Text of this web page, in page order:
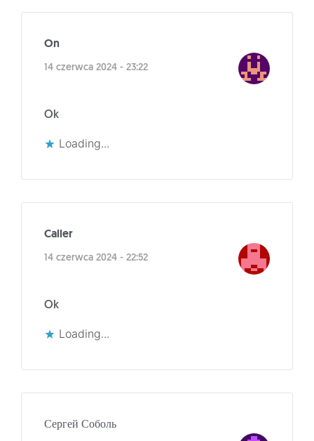
On
14 czerwca 2024 - 23:22
Ok
Loading...
Caller
14 czerwca 2024 - 22:52
Ok
Loading...
Сергей Соболь